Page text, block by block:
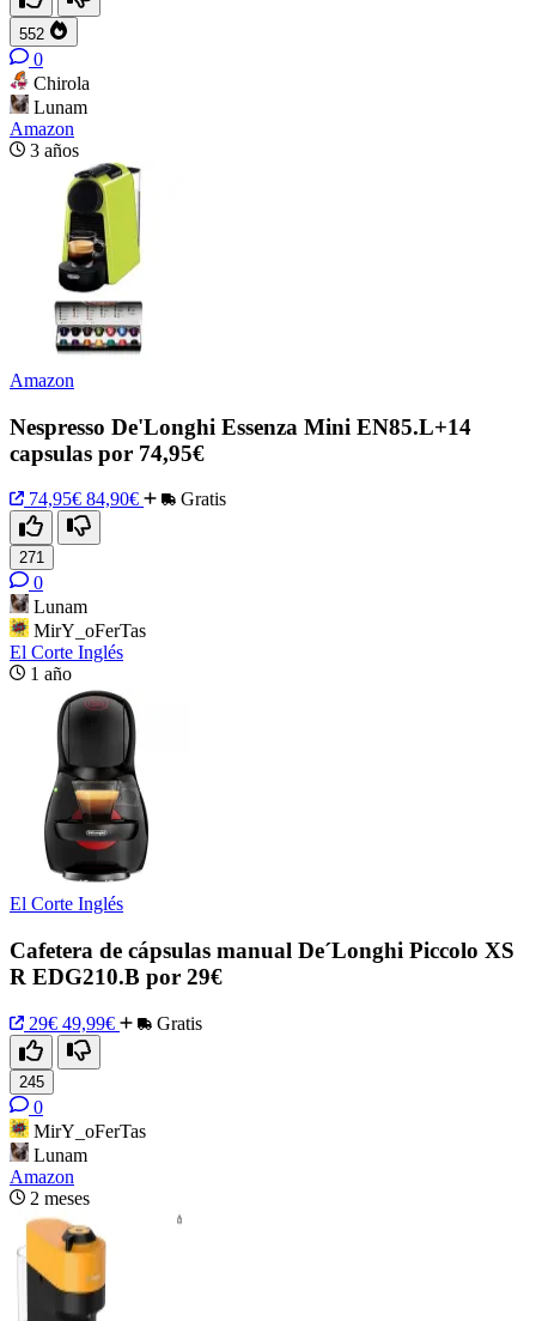
552
0
Chirola
Lunam
Amazon
3 años
Amazon
Nespresso De'Longhi Essenza Mini EN85.L+14
capsulas por 74,95€
74,95€ 84,90€ Gratis
271
0
Lunam
MirY_oFerTas
El Corte Inglés
1 año
El Corte Inglés
Cafetera de cápsulas manual De´Longhi Piccolo XS
R EDG210.B por 29€
29€ 49,99€ Gratis
245
0
MirY_oFerTas
Lunam
Amazon
2 meses